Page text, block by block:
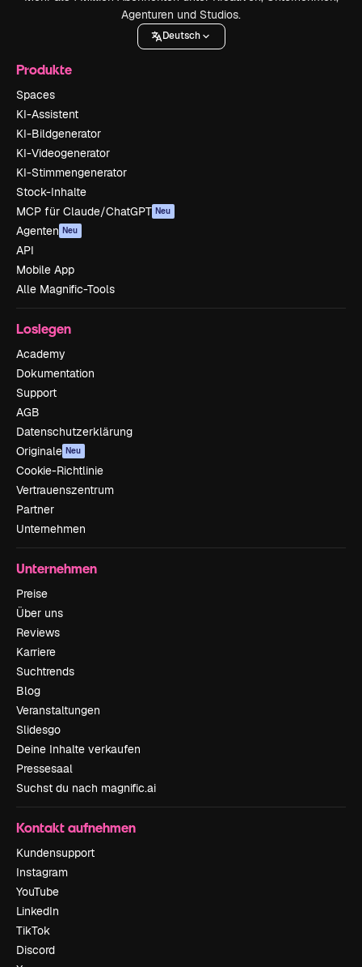
Agenturen und Studios.
Deutsch
Produkte
Spaces
KI-Assistent
KI-Bildgenerator
KI-Videogenerator
KI-Stimmengenerator
Stock-Inhalte
MCP für Claude/ChatGPT Neu
Agenten Neu
API
Mobile App
Alle Magnific-Tools
Loslegen
Academy
Dokumentation
Support
AGB
Datenschutzerklärung
Originale Neu
Cookie-Richtlinie
Vertrauenszentrum
Partner
Unternehmen
Unternehmen
Preise
Über uns
Reviews
Karriere
Suchtrends
Blog
Veranstaltungen
Slidesgo
Deine Inhalte verkaufen
Pressesaal
Suchst du nach magnific.ai
Kontakt aufnehmen
Kundensupport
Instagram
YouTube
LinkedIn
TikTok
Discord